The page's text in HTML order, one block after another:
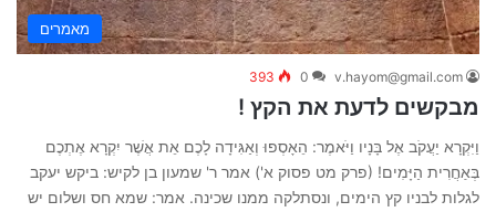
מאמרים
v.hayom@gmail.com
0
393
מבקשים לדעת את הקץ !
וַיִּקְרָא יַעֲקֹב אֶל בָּנָיו וַיֹּאמֶר: הֵאָסְפוּ וְאַגִּידָה לָכֶם אֵת אֲשֶׁר יִקְרָא אֶתְכֶם
בְּאַחֲרִית הַיָּמִים! (פרק מט פסוק א') אמר ר' שמעון בן לקיש: ביקש יעקב
לגלות לבניו קץ הימים, ונסתלקה ממנו שכינה. אמר: שמא חס ושלום יש